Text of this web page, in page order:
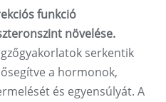
funkció
növelése.
serkentik
a hormonok,
és egyensúlyát. A